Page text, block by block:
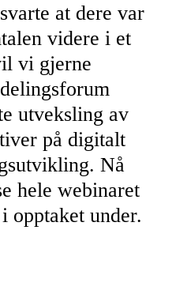
at dere var
videre i et
vi gjerne
utveksling av
på digitalt
Nå
hele webinaret
opptaket under.